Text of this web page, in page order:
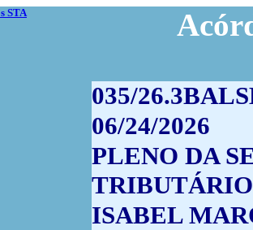
STA
035/
06/24/2026
PLENO DA
TRIBUTÁRIO
ISABEL